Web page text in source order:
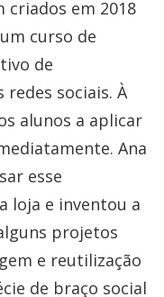
criados em 2018
curso de
de
sociais. À
alunos a aplicar
Ana
esse
loja e inventou a
projetos
e reutilização
de braço social